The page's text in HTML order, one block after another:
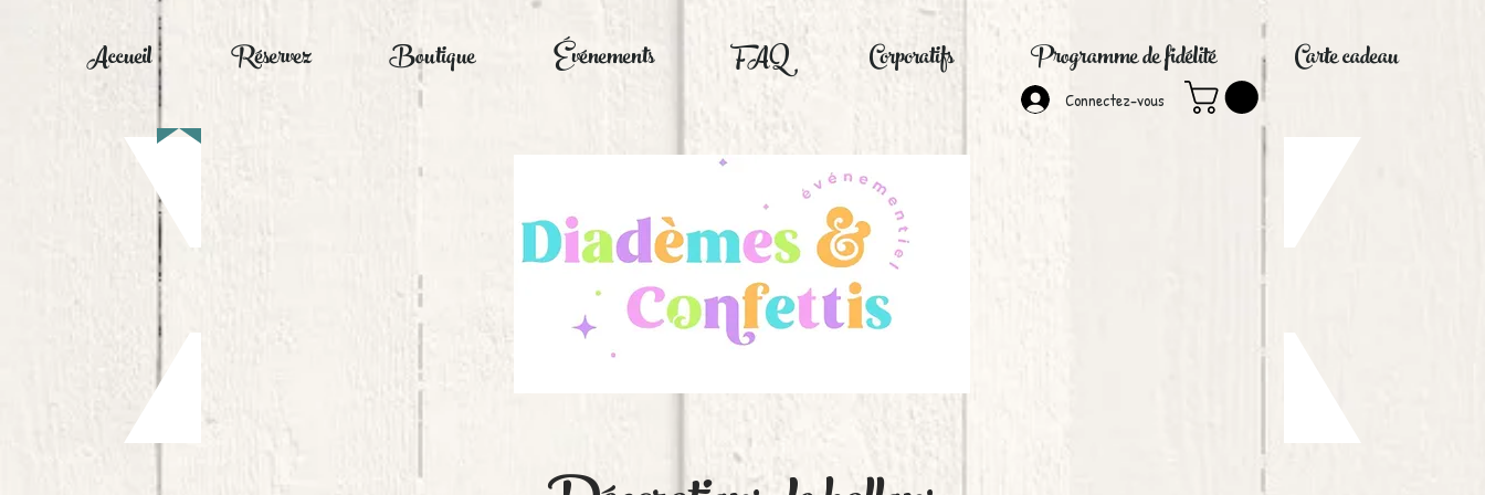
Accueil Réservez Boutique Événements FAQ Corporatifs Programme de fidélité Carte cadeau
Connectez-vous